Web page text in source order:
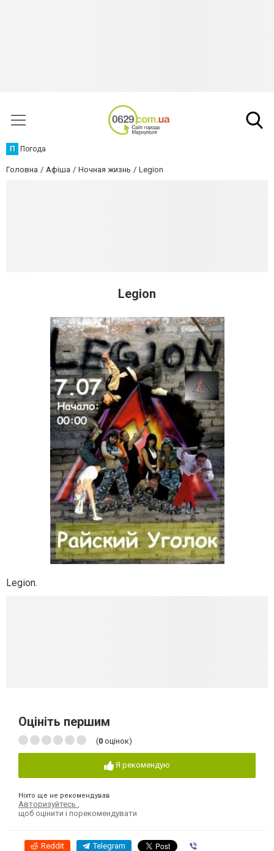
П Погода
Головна Афіша Ночная жизнь Legion
Legion
Legion.
Оцініть першим
(0 оцінок)
Я рекомендую
Ніхто ще не рекомендував
Авторизуйтесь
щоб оцінити і порекомендувати
Reddit Telegram